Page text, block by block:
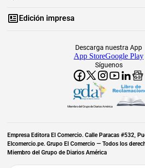
Edición impresa
Síguenos
Descarga nuestra App
App StoreGoogle Play
Miembro del Grupo de Diarios América
Empresa Editora El Comercio. Calle Paracas #532,
Elcomercio.pe. Grupo El Comercio — Todos los
Miembro del Grupo de Diarios América